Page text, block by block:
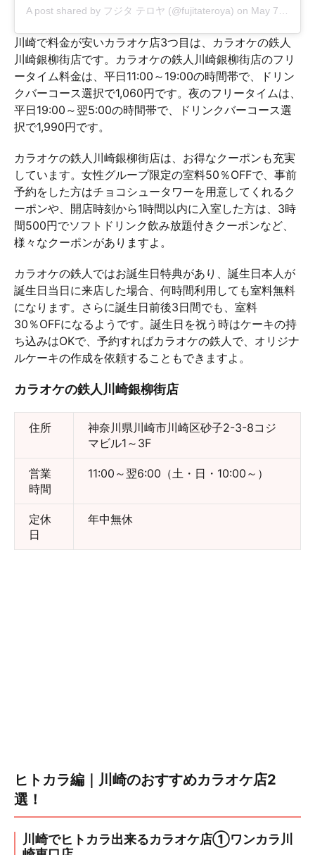
A post shared by フジタ テロヤ (@fujitateroya) on May 7, 2017 at 3:09am PDT
川崎で料金が安いカラオケ店3つ目は、カラオケの鉄人
川崎銀柳街店です。カラオケの鉄人川崎銀柳街店のフリ
ータイム料金は、平日11:00～19:00の時間帯で、ドリン
クバーコース選択で1,060円です。夜のフリータイムは、
平日19:00～翌5:00の時間帯で、ドリンクバーコース選
択で1,990円です。
カラオケの鉄人川崎銀柳街店は、お得なクーポンも充実
しています。女性グループ限定の室料50％OFFで、事前
予約をした方はチョコシュータワーを用意してくれるク
ーポンや、開店時刻から1時間以内に入室した方は、3時
間500円でソフトドリンク飲み放題付きクーポンなど、
様々なクーポンがありますよ。
カラオケの鉄人ではお誕生日特典があり、誕生日本人が
誕生日当日に来店した場合、何時間利用しても室料無料
になります。さらに誕生日前後3日間でも、室料
30％OFFになるようです。誕生日を祝う時はケーキの持
ち込みはOKで、予約すればカラオケの鉄人で、オリジナ
ルケーキの作成を依頼することもできますよ。
カラオケの鉄人川崎銀柳街店
住所
神奈川県川崎市川崎区砂子2-3-8コジ
マビル1～3F
営業
時間
11:00～翌6:00（土・日・10:00～）
定休
日
年中無休
ヒトカラ編｜川崎のおすすめカラオケ店2
選！
川崎でヒトカラ出来るカラオケ店①ワンカラ川